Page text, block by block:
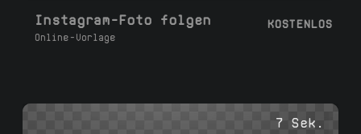
Instagram-Foto folgen
Online-Vorlage
KOSTENLOS
7 Sek.